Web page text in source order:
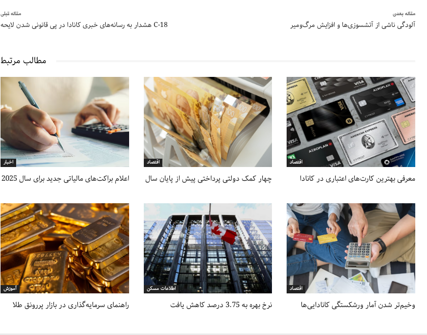
مقاله قبلی
هشدار به رسانه‌های خبری کانادا در پی قانونی شدن لایحه C-18
مقاله بعدی
آلودگی ناشی از آتشسوزی‌ها و افزایش مرگ‌ومیر
مطالب مرتبط
اخبار
اعلام براکت‌های مالیاتی جدید برای سال 2025
اقتصاد
چهار کمک دولتی پرداختی پیش از پایان سال
اقتصاد
معرفی بهترین کارت‌های اعتباری در کانادا
آموزش
راهنمای سرمایه‌گذاری در بازار پررونق طلا
اطلاعات مسکن
نرخ بهره به 3.75 درصد کاهش یافت
اقتصاد
وخیم‌تر شدن آمار ورشکستگی کانادا‌یی‌ها